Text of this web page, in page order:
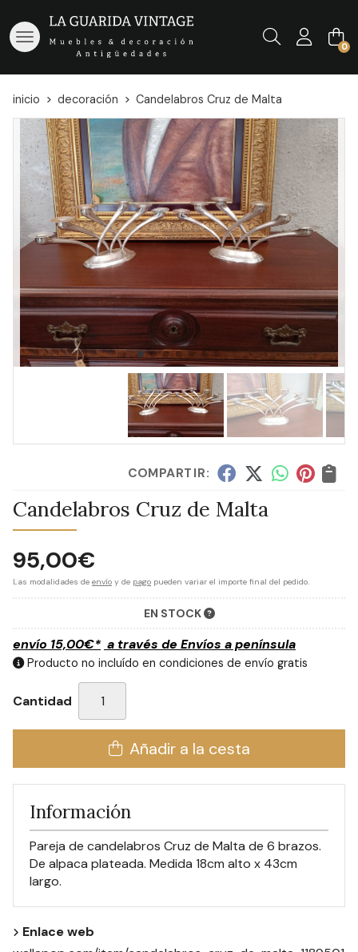
Buscar 0
inicio decoración Candelabros Cruz de Malta
COMPARTIR:
Candelabros Cruz de Malta
95,00€
Las modalidades de envío y de pago pueden variar el importe final del pedido.
EN STOCK
envío 15,00€* a través de Envíos a península
Producto no incluído en condiciones de envío gratis
Cantidad
Añadir a la cesta
Información
Pareja de candelabros Cruz de Malta de 6 brazos.
De alpaca plateada. Medida 18cm alto x 43cm
largo.
Enlace web